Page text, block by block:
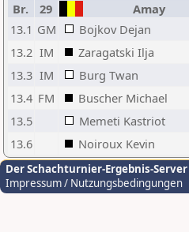
Br.
29 Amay
13.1 GM Bojkov Dejan
13.2 IM Zaragatski Ilja
13.3 IM Burg Twan
13.4 FM Buscher Michael
13.5
Memeti Kastriot
13.6
Noiroux Kevin
Der Schachturnier-Ergebnis-Server
Impressum / Nutzungsbedingungen